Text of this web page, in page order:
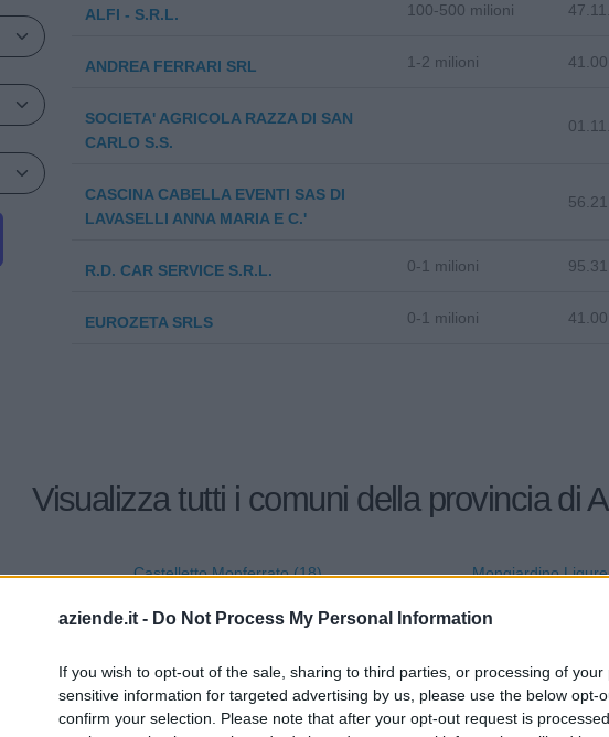
aziende.it - Do Not Process My Personal Information
If you wish to opt-out of the sale, sharing to third parties, or processing of your
sensitive information for targeted advertising by us, please use the below opt-
confirm your selection. Please note that after your opt-out request is
ALFI - S.R.L. 100-500 milioni
ANDREA FERRARI SRL 1-2 milioni
SOCIETA' AGRICOLA RAZZA DI SAN
CARLO S.S.
CASCINA CABELLA EVENTI SAS DI
LAVASELLI ANNA MARIA E C.'
R.D. CAR SERVICE S.R.L. 0-1 milioni
EUROZETA SRLS 0-1 milioni
Visualizza tutti i comuni della provincia di
Castelletto Monferrato (18)
Castelnuovo Bormida (5)
Cavatore (3)
Mongiardino
Montaldeo (8)
Montaldo Bormida